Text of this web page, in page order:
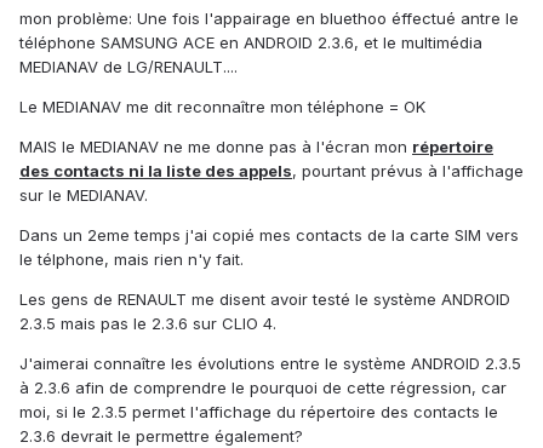
mon problème: Une fois l'appairage en bluethoo éffectué antre le
téléphone SAMSUNG ACE en ANDROID 2.3.6, et le multimédia
MEDIANAV de LG/RENAULT....
Le MEDIANAV me dit reconnaître mon téléphone = OK
MAIS le MEDIANAV ne me donne pas à l'écran mon répertoire
des contacts ni la liste des appels, pourtant prévus à l'affichage
sur le MEDIANAV.
Dans un 2eme temps j'ai copié mes contacts de la carte SIM vers
le télphone, mais rien n'y fait.
Les gens de RENAULT me disent avoir testé le système ANDROID
2.3.5 mais pas le 2.3.6 sur CLIO 4.
J'aimerai connaître les évolutions entre le système ANDROID 2.3.5
à 2.3.6 afin de comprendre le pourquoi de cette régression, car
moi, si le 2.3.5 permet l'affichage du répertoire des contacts le
2.3.6 devrait le permettre également?